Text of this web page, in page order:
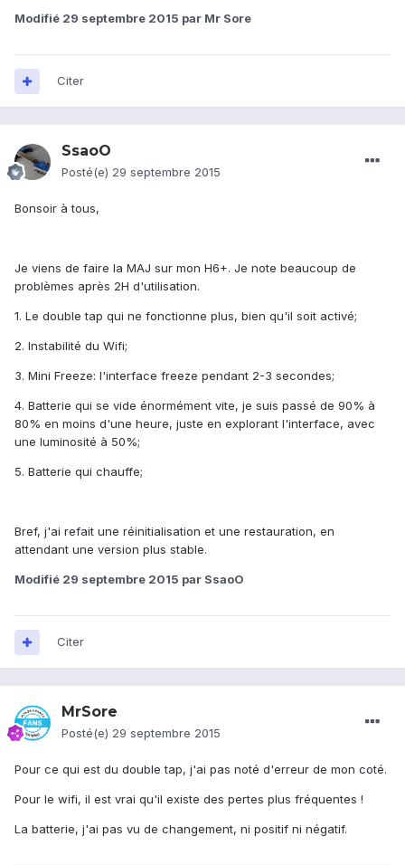
Modifié 29 septembre 2015 par Mr Sore
Citer
SsaoO
Posté(e) 29 septembre 2015
Bonsoir à tous,
Je viens de faire la MAJ sur mon H6+. Je note beaucoup de
problèmes après 2H d'utilisation.
1. Le double tap qui ne fonctionne plus, bien qu'il soit activé;
2. Instabilité du Wifi;
3. Mini Freeze: l'interface freeze pendant 2-3 secondes;
4. Batterie qui se vide énormément vite, je suis passé de 90% à
80% en moins d'une heure, juste en explorant l'interface, avec
une luminosité à 50%;
5. Batterie qui chauffe;
Bref, j'ai refait une réinitialisation et une restauration, en
attendant une version plus stable.
Modifié 29 septembre 2015 par SsaoO
Citer
MrSore
Posté(e) 29 septembre 2015
Pour ce qui est du double tap, j'ai pas noté d'erreur de mon coté.
Pour le wifi, il est vrai qu'il existe des pertes plus fréquentes !
La batterie, j'ai pas vu de changement, ni positif ni négatif.